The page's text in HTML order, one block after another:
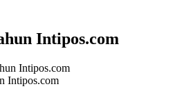
Intipos.com
Intipos.com